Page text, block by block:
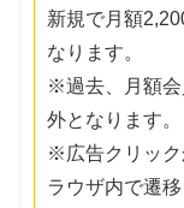
新規で月額
なります。
※過去、月額会
外となります。
※広告クリック
ラウザ内で遷